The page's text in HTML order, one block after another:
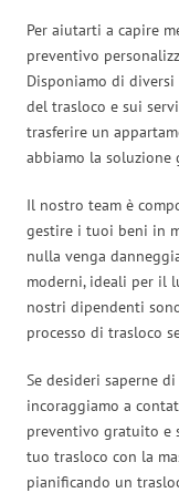
Per aiutarti a capire
preventivo
Disponiamo di diversi
del trasloco e sui
trasferire un
abbiamo la soluzione
Il nostro team è
gestire i tuoi beni in
nulla venga
moderni, ideali per il
nostri dipendenti
processo di trasloco
Se desideri saperne
incoraggiamo a
preventivo gratuito e
tuo trasloco con la
pianificando un